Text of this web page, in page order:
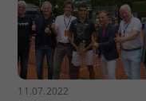
11.07.2022